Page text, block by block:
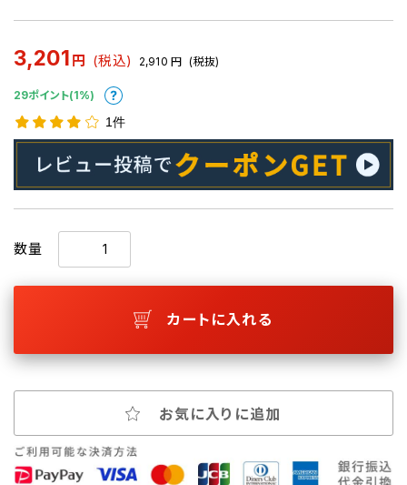
3,201 円 (税込) 2,910 円 (税抜)
29ポイント(1%)
1件
数量
カートに入れる
お気に入りに追加